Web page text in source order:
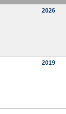
2026
2019